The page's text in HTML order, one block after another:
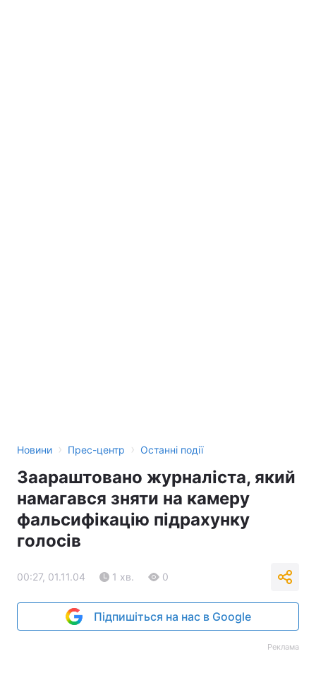
Новини › Прес-центр › Останні події
Заараштовано журналіста, який
намагався зняти на камеру
фальсифікацію підрахунку
голосів
00:27, 01.11.04 1 хв. 0
Підпишіться на нас в Google
Реклама